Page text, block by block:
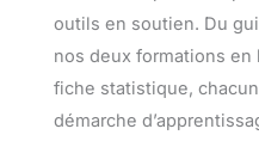
outils en soutien. Du
nos deux formations en
fiche statistique,
démarche